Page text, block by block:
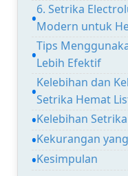
6. Setrika
Modern untuk
Tips
Lebih Efektif
Kelebihan dan
Setrika Hemat
Kelebihan
Kekurangan
Kesimpulan